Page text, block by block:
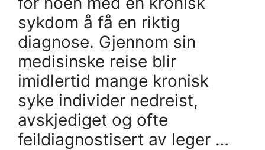
sykdom å få en riktig
diagnose. Gjennom sin
medisinske reise blir
imidlertid mange kronisk
syke individer nedreist,
avskjediget og ofte
feildiagnostisert av leger …